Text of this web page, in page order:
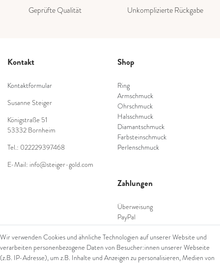
Geprüfte Qualität Unkomplizierte Rückgabe
Kontakt
Kontaktformular
Susanne Steiger
Königstraße 51
53332 Bornheim
Tel.: 022229397468
E-Mail: info@steiger-gold.com
Shop
Ring
Armschmuck
Ohrschmuck
Halsschmuck
Diamantschmuck
Farbsteinschmuck
Perlenschmuck
Zahlungen
Überweisung
PayPal
SEPA Lastschrift
giropay
Kreditkarte
Wir verwenden Cookies und ähnliche Technologien auf unserer Website und
verarbeiten personenbezogene Daten von Besucher:innen unserer Webseite
(z.B. IP-Adresse), um z.B. Inhalte und Anzeigen zu personalisieren, Medien von